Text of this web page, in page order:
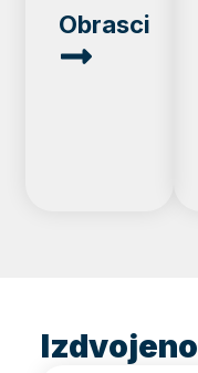
Obrasci
Izdvojeno